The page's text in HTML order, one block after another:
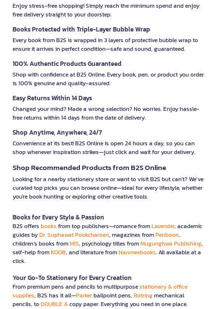
Enjoy stress-free shopping! Simply reach the minimum spend and enjoy
free delivery straight to your doorstep.
Books Protected with Triple-Layer Bubble Wrap
Every book from B2S is wrapped in 3 layers of protective bubble wrap to
ensure it arrives in perfect condition—safe and sound, guaranteed.
100% Authentic Products Guaranteed
Shop with confidence at B2S Online. Every book, pen, or product you order
is 100% genuine and quality-assured.
Easy Returns Within 14 Days
Changed your mind? Made a wrong selection? No worries. Enjoy hassle-
free returns within 14 days from the date of delivery.
Shop Anytime, Anywhere, 24/7
Convenience at its best! B2S Online is open 24 hours a day, so you can
shop whenever inspiration strikes—just click and wait for your delivery.
Shop Recommended Products from B2S Online
Looking for a nearby stationery store or want to visit B2S but can't? We’ve
curated top picks you can browse online—ideal for every lifestyle, whether
you're book hunting or exploring other creative tools.
Books for Every Style & Passion
B2S offers books from top publishers—romance fromLavender, academic
guides byDr. Suphawat Pookcharoen, magazines fromPenboon,
children’s books fromMIS, psychology titles fromMugunghwa Publishing,
self-help fromKOOB, and literature fromNanmeebooks. All available at a
click.
Your Go-To Stationery for Every Creation
From premium pens and pencils to multipurposestationary & office
supplies, B2S has it all—Parkerballpoint pens, Rotringmechanical
pencils, toDOUBLE Acopy paper. Everything you need in one place.